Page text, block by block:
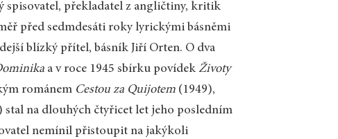
spisovatel, překladatel z angličtiny, kritik
před sedmdesáti roky lyrickými básněmi
blízký přítel, básník Jiří Orten. O dva
a v roce 1945 sbírku povídekŽivoty
románem Cestou za Quijotem (1949),
stal na dlouhých čtyřicet let jeho posledním
nemínil přistoupit na jakýkoli